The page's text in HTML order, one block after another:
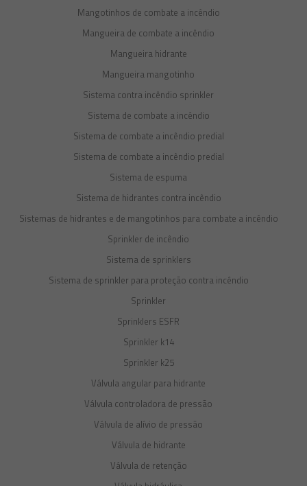
Mangotinhos de combate a incêndio
Mangueira de combate a incêndio
Mangueira hidrante
Mangueira mangotinho
Sistema contra incêndio sprinkler
Sistema de combate a incêndio
Sistema de combate a incêndio predial
Sistema de combate a incêndio predial
Sistema de espuma
Sistema de hidrantes contra incêndio
Sistemas de hidrantes e de mangotinhos para combate a incêndio
Sprinkler de incêndio
Sistema de sprinklers
Sistema de sprinkler para proteção contra incêndio
Sprinkler
Sprinklers ESFR
Sprinkler k14
Sprinkler k25
Válvula angular para hidrante
Válvula controladora de pressão
Válvula de alívio de pressão
Válvula de hidrante
Válvula de retenção